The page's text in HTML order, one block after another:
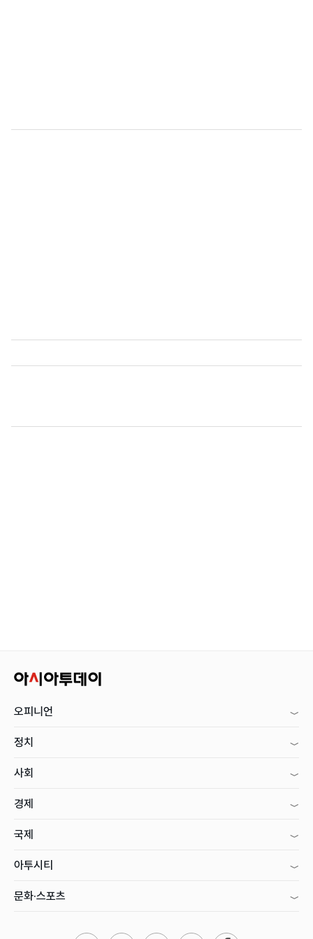
오피니언
정치
사회
경제
국제
아투시티
문화·스포츠